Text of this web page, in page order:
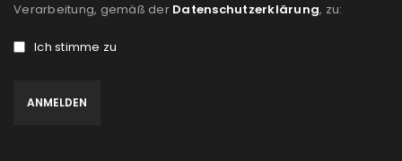
Verarbeitung, gemäß der Datenschutzerklärung, zu:
Ich stimme zu